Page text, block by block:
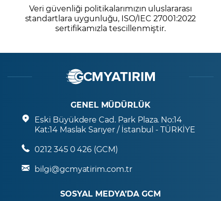
Veri güvenliği politikalarımızın uluslararası
standartlara uygunluğu, ISO/IEC 27001:2022
sertifikamızla tescillenmiştir.
GENEL MÜDÜRLÜK
Eski Büyükdere Cad. Park Plaza. No:14
Kat:14 Maslak Sarıyer / İstanbul - TÜRKİYE
0212 345 0 426 (GCM)
bilgi@gcmyatirim.com.tr
SOSYAL MEDYA’DA GCM